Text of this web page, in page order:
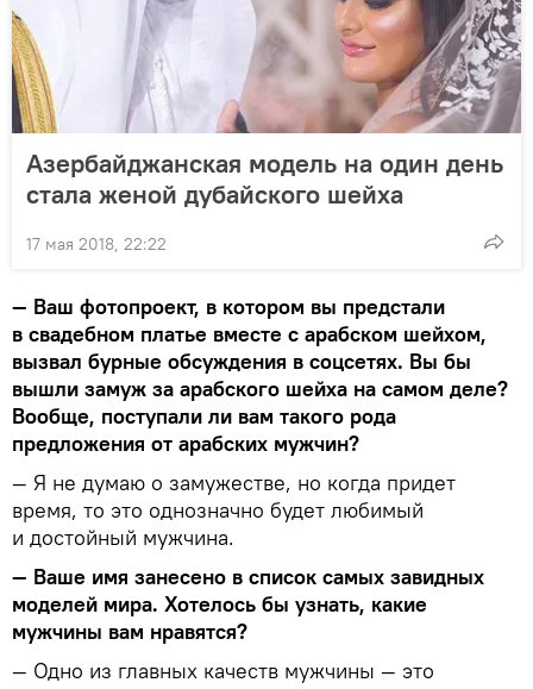
Азербайджанская модель на один день
стала женой дубайского шейха
17 мая 2018, 22:22
— Ваш фотопроект, в котором вы предстали
в свадебном платье вместе с арабском шейхом,
вызвал бурные обсуждения в соцсетях. Вы бы
вышли замуж за арабского шейха на самом деле?
Вообще, поступали ли вам такого рода
предложения от арабских мужчин?
— Я не думаю о замужестве, но когда придет
время, то это однозначно будет любимый
и достойный мужчина.
— Ваше имя занесено в список самых завидных
моделей мира. Хотелось бы узнать, какие
мужчины вам нравятся?
— Одно из главных качеств мужчины — это